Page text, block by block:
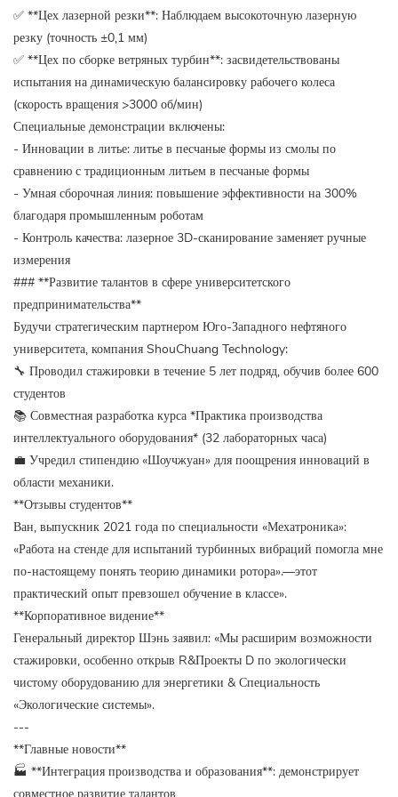
✅ **Цех лазерной резки**: Наблюдаем высокоточную лазерную
резку (точность ±0,1 мм)
✅ **Цех по сборке ветряных турбин**: засвидетельствованы
испытания на динамическую балансировку рабочего колеса
(скорость вращения >3000 об/мин)
Специальные демонстрации включены:
- Инновации в литье: литье в песчаные формы из смолы по
сравнению с традиционным литьем в песчаные формы
- Умная сборочная линия: повышение эффективности на 300%
благодаря промышленным роботам
- Контроль качества: лазерное 3D-сканирование заменяет ручные
измерения
### **Развитие талантов в сфере университетского
предпринимательства**
Будучи стратегическим партнером Юго-Западного нефтяного
университета, компания ShouChuang Technology:
🔧 Проводил стажировки в течение 5 лет подряд, обучив более 600
студентов
📚 Совместная разработка курса *Практика производства
интеллектуального оборудования* (32 лабораторных часа)
💼 Учредил стипендию «Шоучжуан» для поощрения инноваций в
области механики.
**Отзывы студентов**
Ван, выпускник 2021 года по специальности «Мехатроника»:
«Работа на стенде для испытаний турбинных вибраций помогла мне
по-настоящему понять теорию динамики ротора».—этот
практический опыт превзошел обучение в классе».
**Корпоративное видение**
Генеральный директор Шэнь заявил: «Мы расширим возможности
стажировки, особенно открыв R&Проекты D по экологически
чистому оборудованию для энергетики & Специальность
«Экологические системы».
---
**Главные новости**
🏭 **Интеграция производства и образования**: демонстрирует